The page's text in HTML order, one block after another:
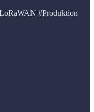
#Produktion